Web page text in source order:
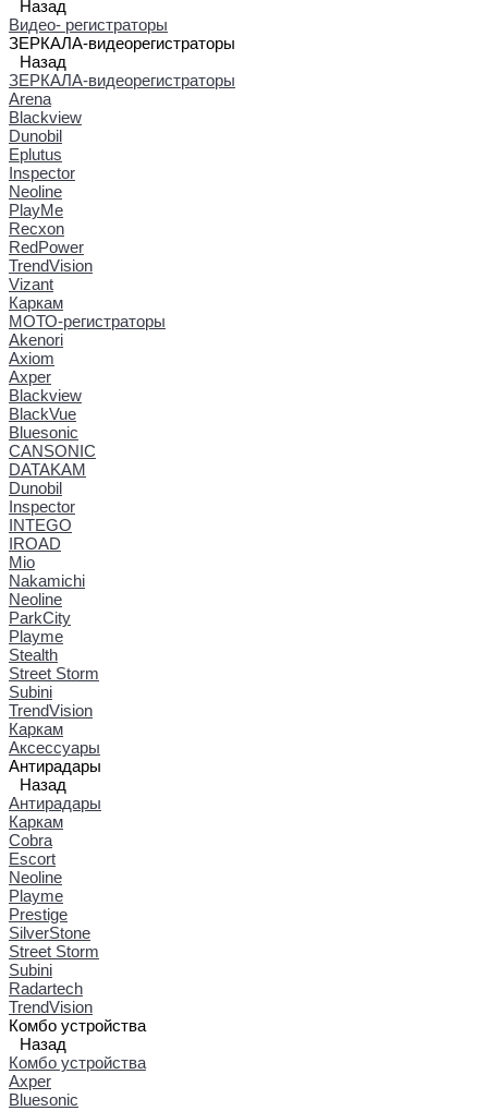
Назад
Видео- регистраторы
ЗЕРКАЛА-видеорегистраторы
Назад
ЗЕРКАЛА-видеорегистраторы
Arena
Blackview
Dunobil
Eplutus
Inspector
Neoline
PlayMe
Recxon
RedPower
TrendVision
Vizant
Каркам
МОТО-регистраторы
Akenori
Axiom
Axper
Blackview
BlackVue
Bluesonic
CANSONIC
DATAKAM
Dunobil
Inspector
INTEGO
IROAD
Mio
Nakamichi
Neoline
ParkCity
Playme
Stealth
Street Storm
Subini
TrendVision
Каркам
Аксессуары
Антирадары
Назад
Антирадары
Каркам
Cobra
Escort
Neoline
Playme
Prestige
SilverStone
Street Storm
Subini
Radartech
TrendVision
Комбо устройства
Назад
Комбо устройства
Axper
Bluesonic